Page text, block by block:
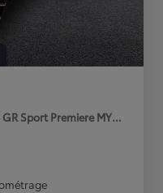
Sport Premiere MY25